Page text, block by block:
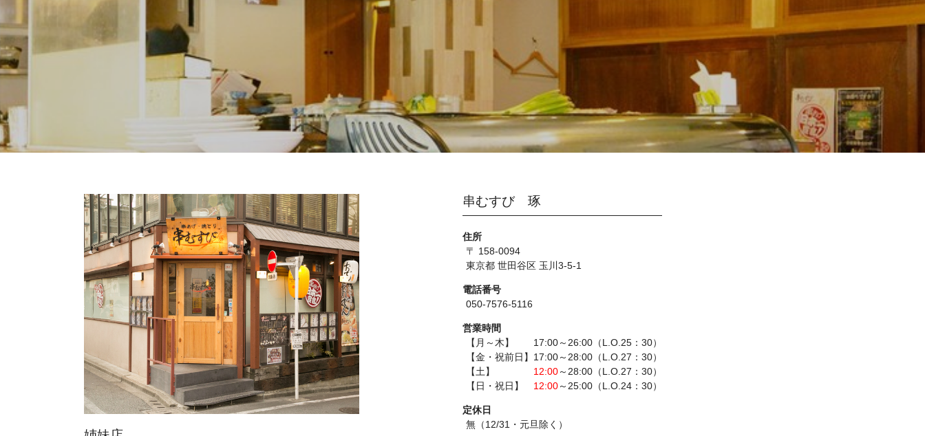
串むすび 琢
住所
〒 158-0094
東京都 世田谷区 玉川3-5-1
電話番号
050-7576-5116
営業時間
【月～木】 17:00～26:00（L.O.25：30）
【金・祝前日】17:00～28:00（L.O.27：30）
【土】 12:00～28:00（L.O.27：30）
【日・祝日】 12:00～25:00（L.O.24：30）
定休日
無（12/31・元旦除く）